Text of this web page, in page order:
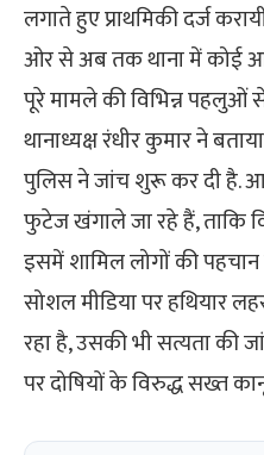
लगाते हुए प्राथमिकी दर्ज
ओर से अब तक थाना में कोई
पूरे मामले की विभिन्न पहलुओं
थानाध्यक्ष रंधीर कुमार ने
पुलिस ने जांच शुरू कर दी है.
फुटेज खंगाले जा रहे हैं, ताकि
इसमें शामिल लोगों की
सोशल मीडिया पर हथियार
रहा है, उसकी भी सत्यता की
पर दोषियों के विरुद्ध सख्त